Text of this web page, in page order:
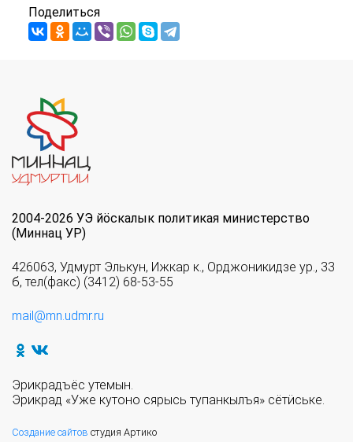
Поделиться
2004-2026 УЭ йöскалык политикая министерство
(Миннац УР)
426063, Удмурт Элькун, Ижкар к., Орджоникидзе ур., 33
б, тел(факс) (3412) 68-53-55
mail@mn.udmr.ru
Эрикрадъёс утемын.
Эрикрад «Уже кутоно сярысь тупанкылъя» сётӥське.
Создание сайтов студия Артико